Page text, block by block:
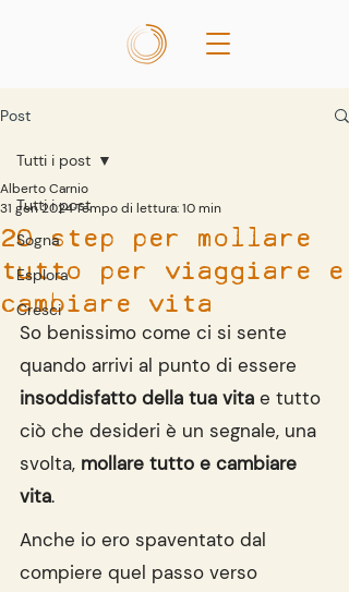
Post
Tutti i post
Sogna
Esplora
Cresci
Tutti i post
20 step per mollare
tutto per viaggiare e
cambiare vita
Alberto Carnio
31 gen 2024Tempo di lettura: 10 min
So benissimo come ci si sente
quando arrivi al punto di essere
insoddisfatto della tua vita e tutto
ciò che desideri è un segnale, una
svolta, mollare tutto e cambiare
vita.
Anche io ero spaventato dal
compiere quel passo verso